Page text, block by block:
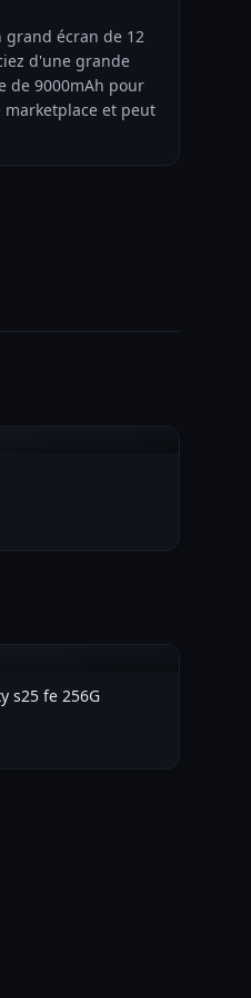
grand écran de 12
d'une grande
de 9000mAh pour
et peut
s25 fe 256G